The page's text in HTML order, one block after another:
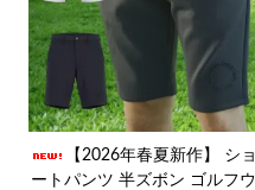
【2026年春夏新作】 ショ
ートパンツ 半ズボン ゴルフウ